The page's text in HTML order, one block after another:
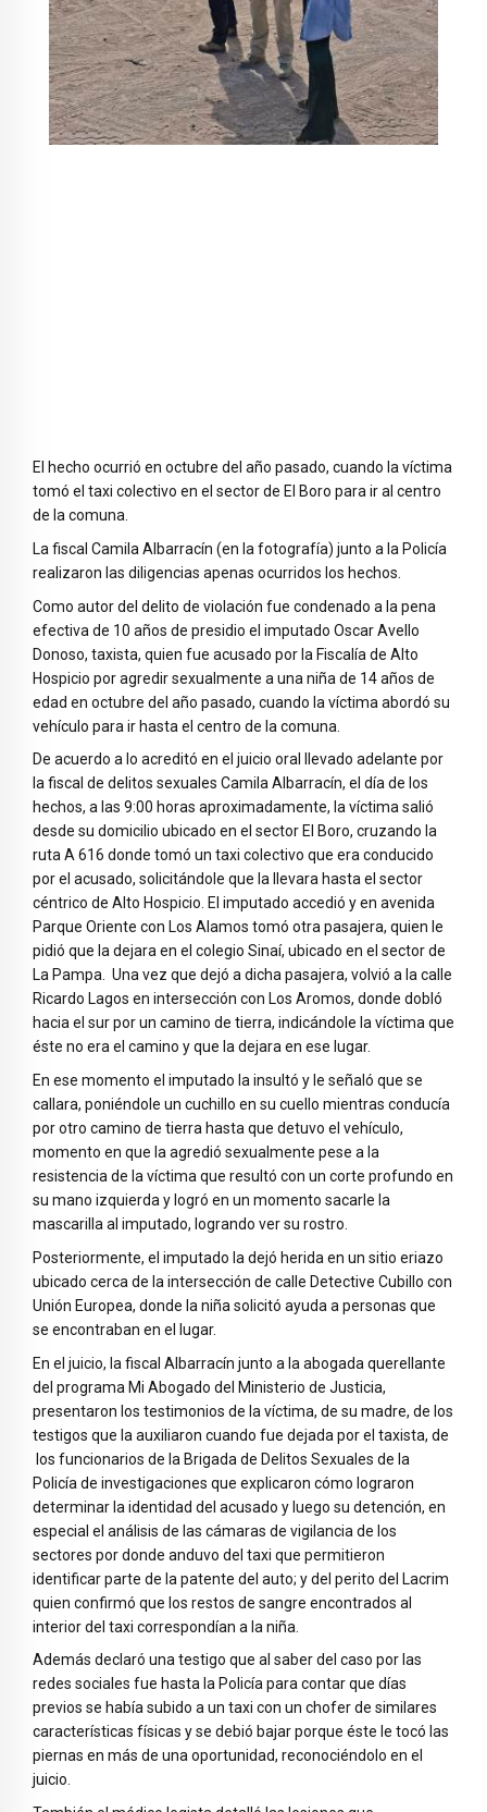
El hecho ocurrió en octubre del año pasado, cuando la víctima
tomó el taxi colectivo en el sector de El Boro para ir al centro
de la comuna.
La fiscal Camila Albarracín (en la fotografía) junto a la Policía
realizaron las diligencias apenas ocurridos los hechos.
Como autor del delito de violación fue condenado a la pena
efectiva de 10 años de presidio el imputado Oscar Avello
Donoso, taxista, quien fue acusado por la Fiscalía de Alto
Hospicio por agredir sexualmente a una niña de 14 años de
edad en octubre del año pasado, cuando la víctima abordó su
vehículo para ir hasta el centro de la comuna.
De acuerdo a lo acreditó en el juicio oral llevado adelante por
la fiscal de delitos sexuales Camila Albarracín, el día de los
hechos, a las 9:00 horas aproximadamente, la víctima salió
desde su domicilio ubicado en el sector El Boro, cruzando la
ruta A 616 donde tomó un taxi colectivo que era conducido
por el acusado, solicitándole que la llevara hasta el sector
céntrico de Alto Hospicio. El imputado accedió y en avenida
Parque Oriente con Los Alamos tomó otra pasajera, quien le
pidió que la dejara en el colegio Sinaí, ubicado en el sector de
La Pampa. Una vez que dejó a dicha pasajera, volvió a la calle
Ricardo Lagos en intersección con Los Aromos, donde dobló
hacia el sur por un camino de tierra, indicándole la víctima que
éste no era el camino y que la dejara en ese lugar.
En ese momento el imputado la insultó y le señaló que se
callara, poniéndole un cuchillo en su cuello mientras conducía
por otro camino de tierra hasta que detuvo el vehículo,
momento en que la agredió sexualmente pese a la
resistencia de la víctima que resultó con un corte profundo en
su mano izquierda y logró en un momento sacarle la
mascarilla al imputado, logrando ver su rostro.
Posteriormente, el imputado la dejó herida en un sitio eriazo
ubicado cerca de la intersección de calle Detective Cubillo con
Unión Europea, donde la niña solicitó ayuda a personas que
se encontraban en el lugar.
En el juicio, la fiscal Albarracín junto a la abogada querellante
del programa Mi Abogado del Ministerio de Justicia,
presentaron los testimonios de la víctima, de su madre, de los
testigos que la auxiliaron cuando fue dejada por el taxista, de
los funcionarios de la Brigada de Delitos Sexuales de la
Policía de investigaciones que explicaron cómo lograron
determinar la identidad del acusado y luego su detención, en
especial el análisis de las cámaras de vigilancia de los
sectores por donde anduvo del taxi que permitieron
identificar parte de la patente del auto; y del perito del Lacrim
quien confirmó que los restos de sangre encontrados al
interior del taxi correspondían a la niña.
Además declaró una testigo que al saber del caso por las
redes sociales fue hasta la Policía para contar que días
previos se había subido a un taxi con un chofer de similares
características físicas y se debió bajar porque éste le tocó las
piernas en más de una oportunidad, reconociéndolo en el
juicio.